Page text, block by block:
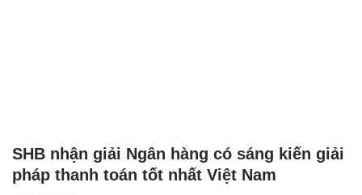
SHB nhận giải Ngân hàng có sáng kiến giải
pháp thanh toán tốt nhất Việt Nam